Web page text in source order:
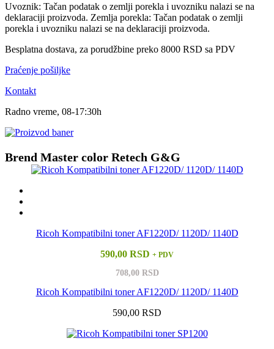
Uvoznik: Tačan podatak o zemlji porekla i uvozniku nalazi se na
deklaraciji proizvoda. Zemlja porekla: Tačan podatak o zemlji
porekla i uvozniku nalazi se na deklaraciji proizvoda.
Besplatna dostava, za porudžbine preko 8000 RSD sa PDV
Praćenje pošiljke
Kontakt
Radno vreme, 08-17:30h
Brend Master color Retech G&G
Ricoh Kompatibilni toner AF1220D/ 1120D/ 1140D
590,00 RSD + PDV
708,00 RSD
Ricoh Kompatibilni toner AF1220D/ 1120D/ 1140D
590,00 RSD